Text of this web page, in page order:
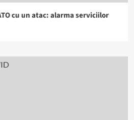
cu un atac: alarma serviciilor